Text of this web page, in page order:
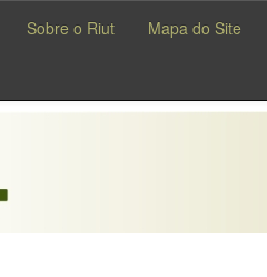
Sobre o Riut Mapa do Site